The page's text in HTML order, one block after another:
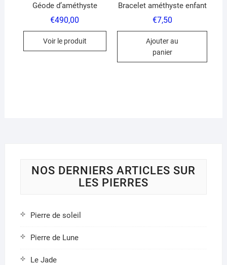
Géode d’améthyste
€490,00
Voir le produit
Bracelet améthyste enfant
€7,50
Ajouter au
panier
NOS DERNIERS ARTICLES SUR
LES PIERRES
Pierre de soleil
Pierre de Lune
Le Jade